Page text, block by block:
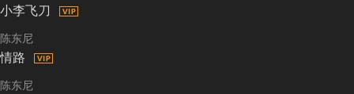
小李飞刀
陈东尼
情路
陈东尼